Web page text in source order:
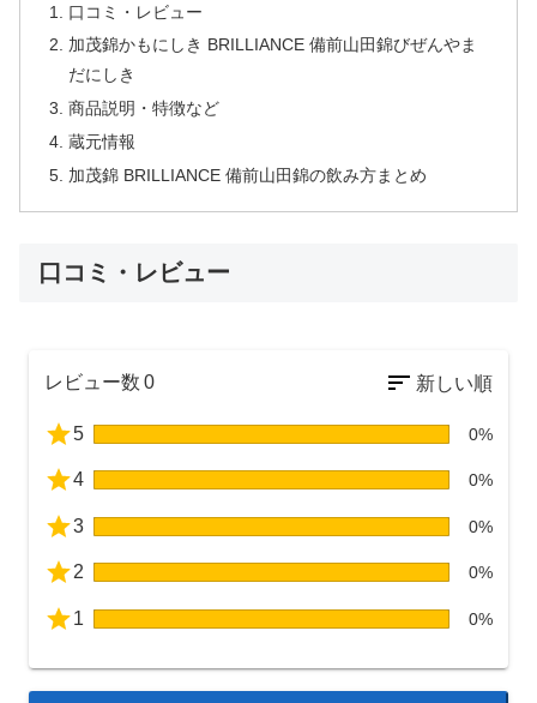
口コミ・レビュー
加茂錦かもにしき BRILLIANCE 備前山田錦びぜんやま
だにしき
商品説明・特徴など
蔵元情報
加茂錦 BRILLIANCE 備前山田錦の飲み方まとめ
口コミ・レビュー
レビュー数 0
5 0%
4 0%
3 0%
2 0%
1 0%